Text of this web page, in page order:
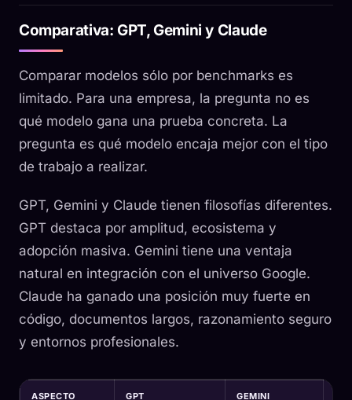
Comparativa: GPT, Gemini y Claude
Comparar modelos sólo por benchmarks es
limitado. Para una empresa, la pregunta no es
qué modelo gana una prueba concreta. La
pregunta es qué modelo encaja mejor con el tipo
de trabajo a realizar.
GPT, Gemini y Claude tienen filosofías diferentes.
GPT destaca por amplitud, ecosistema y
adopción masiva. Gemini tiene una ventaja
natural en integración con el universo Google.
Claude ha ganado una posición muy fuerte en
código, documentos largos, razonamiento seguro
y entornos profesionales.
ASPECTO GPT GEMINI